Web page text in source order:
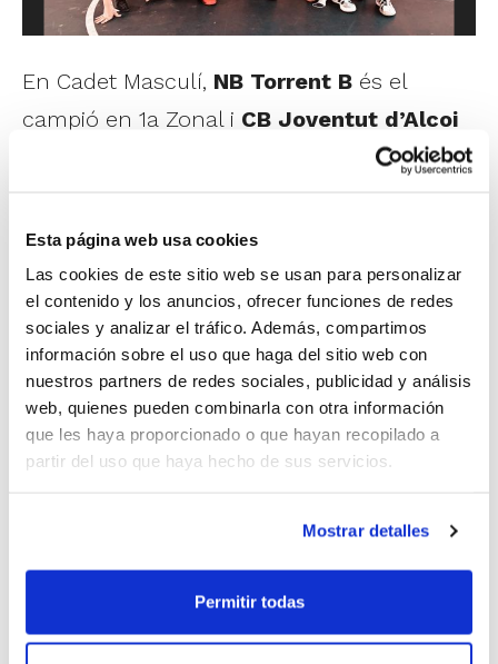
Esta página web usa cookies
Las cookies de este sitio web se usan para personalizar
el contenido y los anuncios, ofrecer funciones de redes
sociales y analizar el tráfico. Además, compartimos
información sobre el uso que haga del sitio web con
nuestros partners de redes sociales, publicidad y análisis
web, quienes pueden combinarla con otra información
que les haya proporcionado o que hayan recopilado a
partir del uso que haya hecho de sus servicios.
Mostrar detalles
Permitir todas
En Cadet Masculí, NB Torrent B és el
campió en 1a Zonal i CB Joventut d’Alcoi
en 2a Zonal. Els de Torrent van guanyar els
però contràriament no van poder fer el
mateix en la Final de 2a Zonal amb el seu
equip NB Torrent C. En aquesta ocasió van
ser els alcoians els que es van emportar la
victòria, sobretot fent valdre el resultat de
l'encontre d'anada.
és el guanyador en 1a Zonal
davant CB Oliva Persidecor, obtenint la
victòria en tots dos encontres. I en 2a
Zonal haurem d'esperar una setmana per a